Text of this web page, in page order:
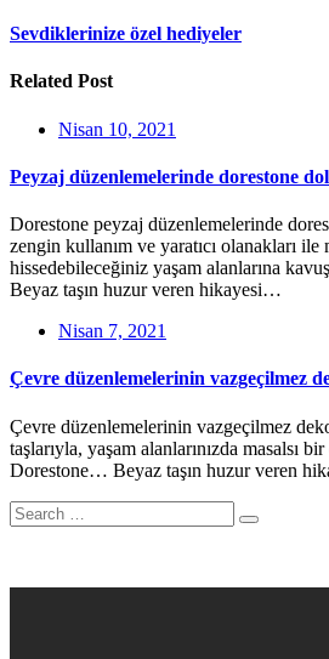
Sevdiklerinize özel hediyeler
Related Post
Nisan 10, 2021
Peyzaj düzenlemelerinde dorestone
Dorestone peyzaj düzenlemelerinde
zengin kullanım ve yaratıcı olanakları
hissedebileceğiniz yaşam alanlarına
Beyaz taşın huzur veren hikayesi…
Nisan 7, 2021
Çevre düzenlemelerinin vazgeçilmez
Çevre düzenlemelerinin vazgeçilmez
taşlarıyla, yaşam alanlarınızda masalsı
Dorestone… Beyaz taşın huzur veren